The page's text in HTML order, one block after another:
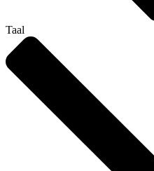
Taal